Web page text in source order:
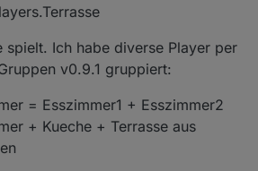
spielt. Ich habe diverse Player per
v0.9.1 gruppiert:
= Esszimmer1 + Esszimmer2
+ Kueche + Terrasse aus